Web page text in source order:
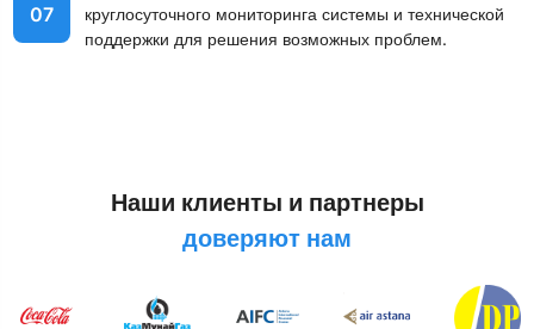
07
круглосуточного мониторинга системы и технической
поддержки для решения возможных проблем.
Наши клиенты и партнеры
доверяют нам